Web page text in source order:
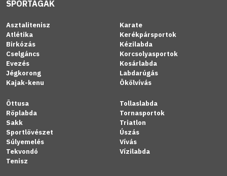
SPORTÁGAK
Asztalitenisz
Atlétika
Birkózás
Cselgáncs
Evezés
Jégkorong
Kajak-kenu
Karate
Kerékpársportok
Kézilabda
Korcsolyasportok
Kosárlabda
Labdarúgás
Ökölvívás
Öttusa
Röplabda
Sakk
Sportlövészet
Súlyemelés
Tekvondó
Tenisz
Tollaslabda
Tornasportok
Triatlon
Úszás
Vívás
Vízilabda